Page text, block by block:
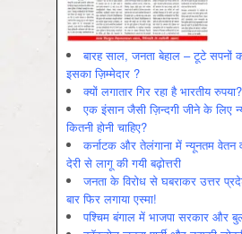
बारह साल, जनता बेहाल – टूटे सपनों
इसका ज़िम्मेदार ?
क्यों लगातार गिर रहा है भारतीय रुपया?
एक इंसान जैसी ज़िन्दगी जीने के लिए
कितनी होनी चाहिए?
कर्नाटक और तेलंगाना में न्यूनतम वेतन
देरी से लागू की गयी बढ़ोत्तरी
जनता के विरोध से घबराकर उत्तर
बार फिर लगाया एस्मा!
पश्चिम बंगाल में भाजपा सरकार और